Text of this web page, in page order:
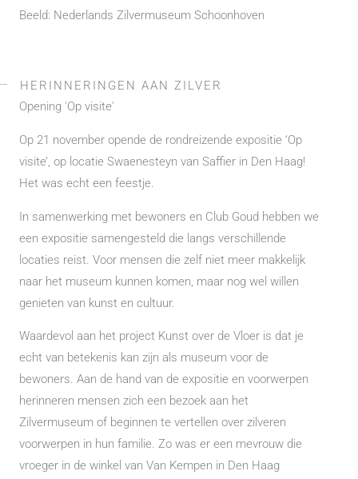
Beeld: Nederlands Zilvermuseum Schoonhoven
HERINNERINGEN AAN ZILVER
Opening 'Op visite'
Op 21 november opende de rondreizende expositie ‘Op
visite’, op locatie Swaenesteyn van Saffier in Den Haag!
Het was echt een feestje.
In samenwerking met bewoners en Club Goud hebben we
een expositie samengesteld die langs verschillende
locaties reist. Voor mensen die zelf niet meer makkelijk
naar het museum kunnen komen, maar nog wel willen
genieten van kunst en cultuur.
Waardevol aan het project Kunst over de Vloer is dat je
echt van betekenis kan zijn als museum voor de
bewoners. Aan de hand van de expositie en voorwerpen
herinneren mensen zich een bezoek aan het
Zilvermuseum of beginnen te vertellen over zilveren
voorwerpen in hun familie. Zo was er een mevrouw die
vroeger in de winkel van Van Kempen in Den Haag